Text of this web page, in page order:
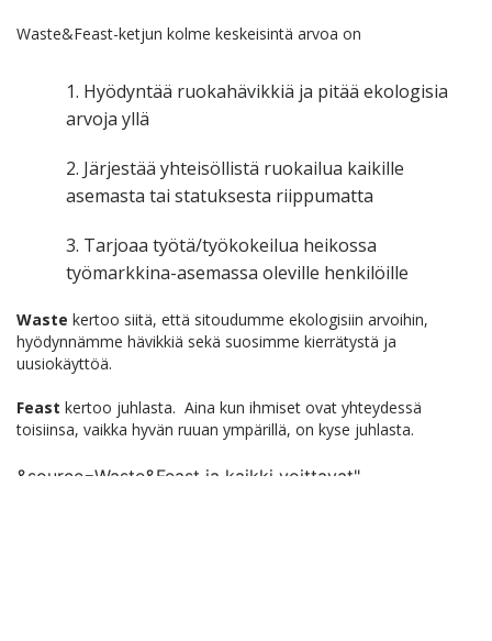
Waste&Feast-ketjun kolme keskeisintä arvoa on
1. Hyödyntää ruokahävikkiä ja pitää ekologisia
arvoja yllä
2. Järjestää yhteisöllistä ruokailua kaikille
asemasta tai statuksesta riippumatta
3. Tarjoaa työtä/työkokeilua heikossa
työmarkkina-asemassa oleville henkilöille
Waste kertoo siitä, että sitoudumme ekologisiin arvoihin,
hyödynnämme hävikkiä sekä suosimme kierrätystä ja
uusiokäyttöä.
Feast kertoo juhlasta. Aina kun ihmiset ovat yhteydessä
toisiinsa, vaikka hyvän ruuan ympärillä, on kyse juhlasta.
&source=Waste&Feast ja kaikki voittavat"